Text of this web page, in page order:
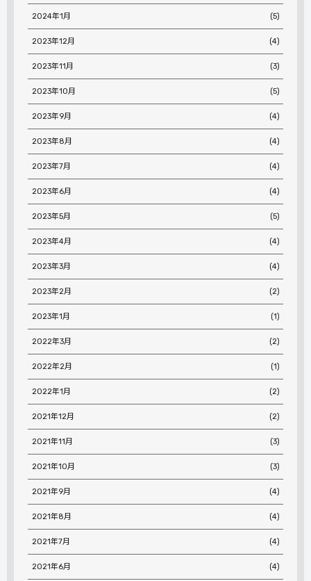
2024年1月 (5)
2023年12月 (4)
2023年11月 (3)
2023年10月 (5)
2023年9月 (4)
2023年8月 (4)
2023年7月 (4)
2023年6月 (4)
2023年5月 (5)
2023年4月 (4)
2023年3月 (4)
2023年2月 (2)
2023年1月 (1)
2022年3月 (2)
2022年2月 (1)
2022年1月 (2)
2021年12月 (2)
2021年11月 (3)
2021年10月 (3)
2021年9月 (4)
2021年8月 (4)
2021年7月 (4)
2021年6月 (4)